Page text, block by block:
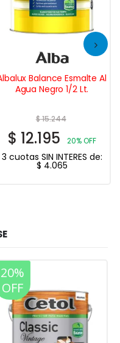
Balance Esmalte Al
Agua Negro 1/2 Lt.
$15.244
$ 12.195 20% OFF
3 cuotas SIN INTERES de:
$ 4.065
20%